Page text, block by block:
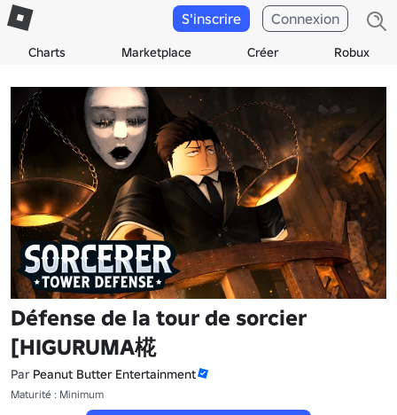
Charts Marketplace Créer Robux
S'inscrire Connexion
Défense de la tour de sorcier
[HIGURUMA椛
Par Peanut Butter Entertainment
Maturité : Minimum